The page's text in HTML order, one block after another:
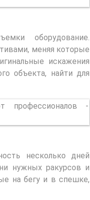
оборудование.
меняя которые
искажения
объекта, найти для
несколько дней
нужных ракурсов и
на бегу и в спешке,